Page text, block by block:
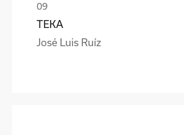
TEKA
José Luis Ruíz